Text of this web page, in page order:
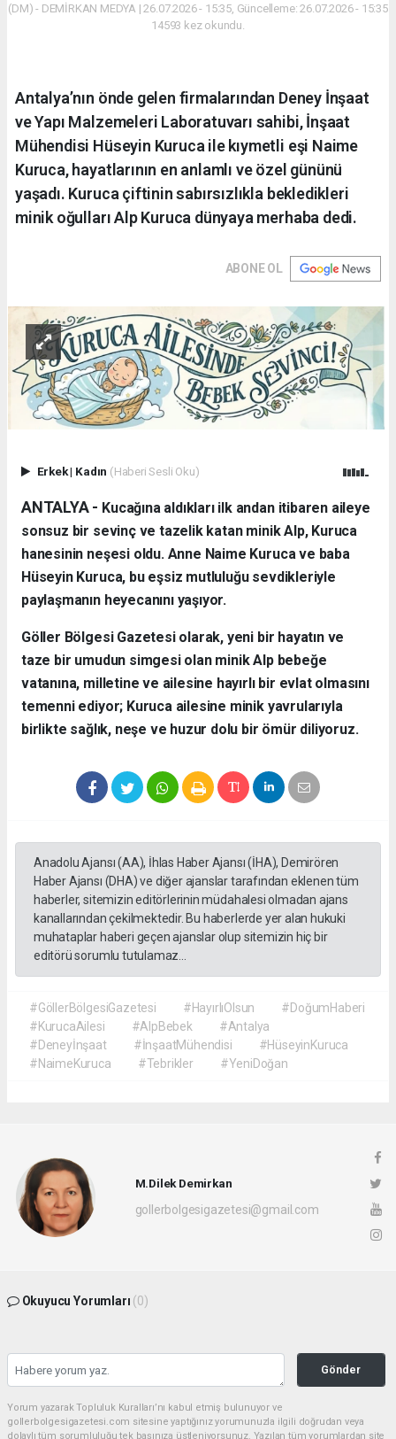
(DM) - DEMİRKAN MEDYA | 26.07.2026 - 15:35, Güncelleme: 26.07.2026 - 15:35
14593 kez okundu.
Antalya’nın önde gelen firmalarından Deney İnşaat
ve Yapı Malzemeleri Laboratuvarı sahibi, İnşaat
Mühendisi Hüseyin Kuruca ile kıymetli eşi Naime
Kuruca, hayatlarının en anlamlı ve özel gününü
yaşadı. Kuruca çiftinin sabırsızlıkla bekledikleri
minik oğulları Alp Kuruca dünyaya merhaba dedi.
ABONE OL
Erkek| Kadın (Haberi Sesli Oku)
ANTALYA - ​ Kucağına aldıkları ilk andan itibaren aileye
sonsuz bir sevinç ve tazelik katan minik Alp, Kuruca
hanesinin neşesi oldu. Anne Naime Kuruca ve baba
Hüseyin Kuruca, bu eşsiz mutluluğu sevdikleriyle
paylaşmanın heyecanını yaşıyor.
​Göller Bölgesi Gazetesi olarak, yeni bir hayatın ve
taze bir umudun simgesi olan minik Alp bebeğe
vatanına, milletine ve ailesine hayırlı bir evlat olmasını
temenni ediyor; Kuruca ailesine minik yavrularıyla
birlikte sağlık, neşe ve huzur dolu bir ömür diliyoruz.
Anadolu Ajansı (AA), İhlas Haber Ajansı (İHA), Demirören
Haber Ajansı (DHA) ve diğer ajanslar tarafından eklenen tüm
haberler, sitemizin editörlerinin müdahalesi olmadan ajans
kanallarından çekilmektedir. Bu haberlerde yer alan hukuki
muhataplar haberi geçen ajanslar olup sitemizin hiç bir
editörü sorumlu tutulamaz...
#GöllerBölgesiGazetesi #HayırlıOlsun
#DoğumHaberi
#KurucaAilesi
#AlpBebek
#Antalya
#Deneyİnşaat
#İnşaatMühendisi
#HüseyinKuruca
#NaimeKuruca
#Tebrikler #YeniDoğan
M.Dilek Demirkan
gollerbolgesigazetesi@gmail.com
Okuyucu Yorumları (0)
Gönder
Yorum yazarak Topluluk Kuralları’nı kabul etmiş bulunuyor ve
gollerbolgesigazetesi.com sitesine yaptığınız yorumunuzla ilgili doğrudan veya
dolaylı tüm sorumluluğu tek başınıza üstleniyorsunuz. Yazılan tüm yorumlardan site